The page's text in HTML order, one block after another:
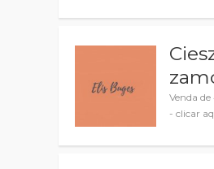
Venda
- clicar